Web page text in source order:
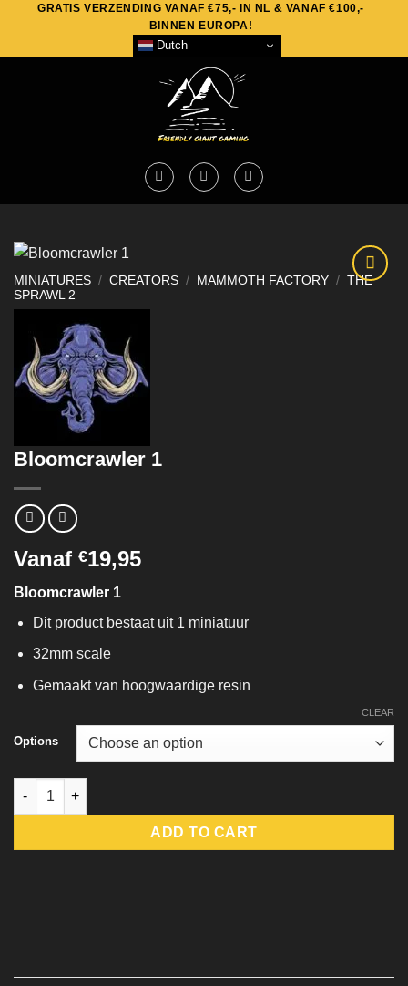
content
GRATIS VERZENDING VANAF €75,- IN NL & VANAF €100,-
BINNEN EUROPA!
Dutch
MINIATURES / CREATORS / MAMMOTH FACTORY / THE
SPRAWL 2
Bloomcrawler 1
Vanaf €19,95
Bloomcrawler 1
Dit product bestaat uit 1 miniatuur
32mm scale
Gemaakt van hoogwaardige resin
Options
CLEAR
Bloomcrawler 1 quantity
ADD TO CART